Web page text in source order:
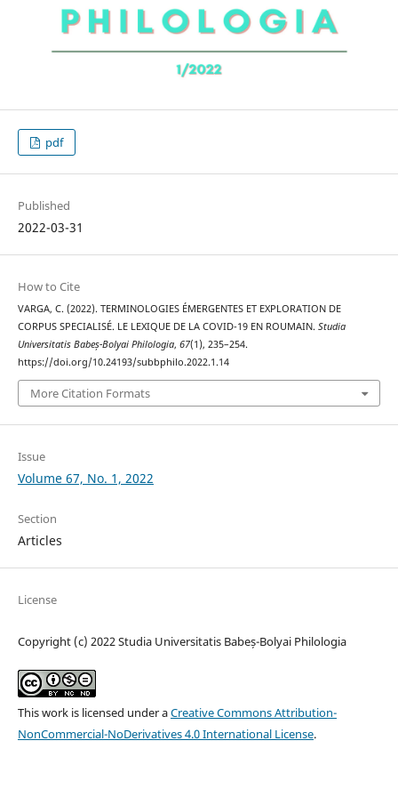
pdf
Published
2022-03-31
How to Cite
VARGA, C. (2022). TERMINOLOGIES ÉMERGENTES ET EXPLORATION DE
CORPUS SPECIALISÉ. LE LEXIQUE DE LA COVID-19 EN ROUMAIN. Studia
Universitatis Babeș-Bolyai Philologia, 67(1), 235–254.
https://doi.org/10.24193/subbphilo.2022.1.14
More Citation Formats
Issue
Volume 67, No. 1, 2022
Section
Articles
License
Copyright (c) 2022 Studia Universitatis Babeș-Bolyai Philologia
This work is licensed under aCreative Commons Attribution-
NonCommercial-NoDerivatives 4.0 International License.